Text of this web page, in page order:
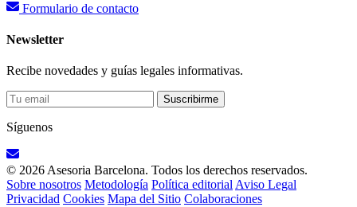
Formulario de contacto
Newsletter
Recibe novedades y guías legales informativas.
Suscribirme
Síguenos
© 2026 Asesoria Barcelona. Todos los derechos reservados.
Sobre nosotros Metodología Política editorial Aviso Legal
Privacidad Cookies Mapa del Sitio Colaboraciones